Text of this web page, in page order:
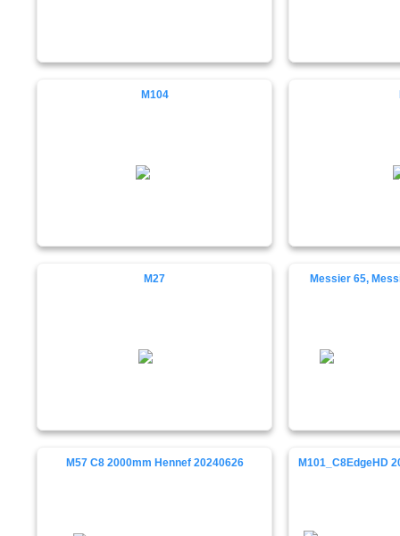
M104
M27 Messier 65,
M57 C8 2000mm Hennef 20240626